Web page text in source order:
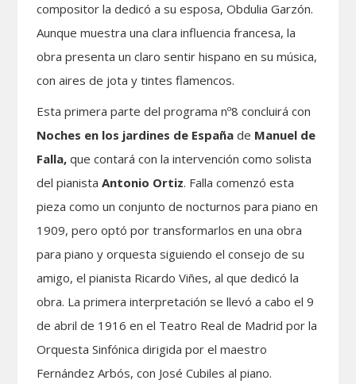
compositor la dedicó a su esposa, Obdulia Garzón.
Aunque muestra una clara influencia francesa, la
obra presenta un claro sentir hispano en su música,
con aires de jota y tintes flamencos.
Esta primera parte del programa nº8 concluirá con
Noches en los jardines de España de Manuel de
Falla,que contará con la intervención como solista
del pianista Antonio Ortiz. Falla comenzó esta
pieza como un conjunto de nocturnos para piano en
1909, pero optó por transformarlos en una obra
para piano y orquesta siguiendo el consejo de su
amigo, el pianista Ricardo Viñes, al que dedicó la
obra. La primera interpretación se llevó a cabo el 9
de abril de 1916 en el Teatro Real de Madrid por la
Orquesta Sinfónica dirigida por el maestro
Fernández Arbós, con José Cubiles al piano.